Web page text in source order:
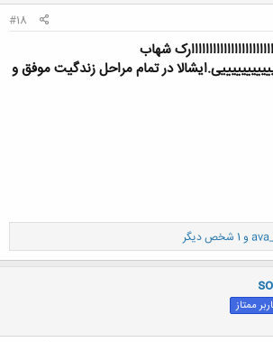
#18
شهاب
در تمام مراحل زندگیت موفق و
و 1 شخص دیگر
ممتاز